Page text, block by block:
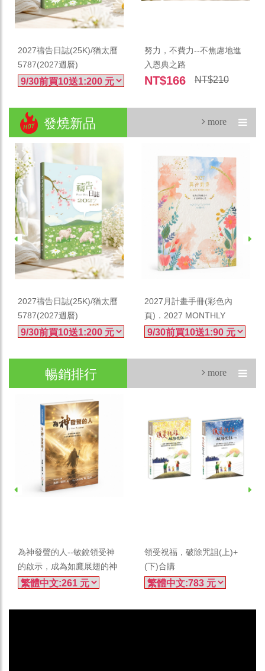
加入購物車
2027禱告日誌(25K)/猶太曆
5787(2027週曆)
加入購物車
努力，不費力--不焦慮地進
入恩典之路
NT$166 NT$210
發燒新品 more
加入購物車
2027禱告日誌(25K)/猶太曆
5787(2027週曆)
加入購物車
2027月計畫手冊(彩色內
頁)．2027 MONTHLY
MONITOR(2027月計畫手
暢銷排行 more
加入購物車
為神發聲的人--敏銳領受神
的啟示，成為如鷹展翅的神
國精兵
加入購物車
領受祝福，破除咒詛(上)+
(下)合購